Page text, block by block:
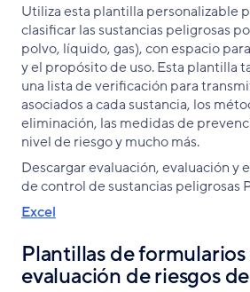
Utiliza esta plantilla personalizable
clasificar las sustancias peligrosas
polvo, líquido, gas), con espacio
y el propósito de uso. Esta plantilla
una lista de verificación para
asociados a cada sustancia, los
eliminación, las medidas de
nivel de riesgo y mucho más.
Descargar evaluación, evaluación y
de control de sustancias peligrosas
Excel
Plantillas de
evaluación de riesgos